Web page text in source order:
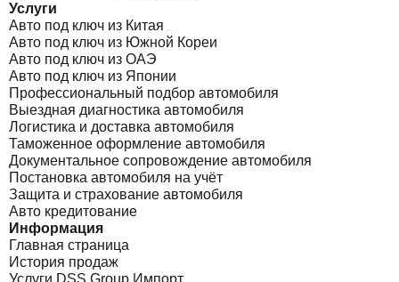
Услуги
Авто под ключ из Китая
Авто под ключ из Южной Кореи
Авто под ключ из ОАЭ
Авто под ключ из Японии
Профессиональный подбор автомобиля
Выездная диагностика автомобиля
Логистика и доставка автомобиля
Таможенное оформление автомобиля
Документальное сопровождение автомобиля
Постановка автомобиля на учёт
Защита и страхование автомобиля
Авто кредитование
Информация
Главная страница
История продаж